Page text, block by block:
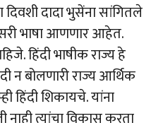
दिवशी दादा भुसेंना सांगितले
भाषा आणणार आहेत.
हिंदी भाषीक राज्य हे
न बोलणारी राज्य आर्थिक
हिंदी शिकायचे. यांना